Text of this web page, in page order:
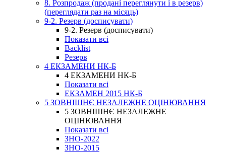
8. Розпродаж (продані переглянути і в резерв)
(переглядати раз на місяць)
9-2. Резерв (досписувати)
9-2. Резерв (досписувати)
Показати всі
Backlist
Резерв
4 ЕКЗАМЕНИ НК-Б
4 ЕКЗАМЕНИ НК-Б
Показати всі
ЕКЗАМЕН 2015 НК-Б
5 ЗОВНІШНЄ НЕЗАЛЕЖНЕ ОЦІНЮВАННЯ
5 ЗОВНІШНЄ НЕЗАЛЕЖНЕ
ОЦІНЮВАННЯ
Показати всі
ЗНО-2022
ЗНО-2015